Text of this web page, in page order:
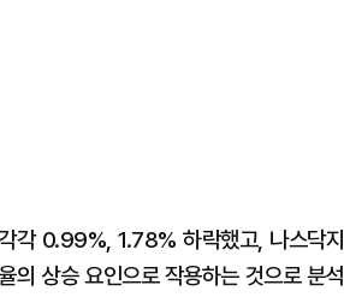
각 0.99%, 1.78% 하락했고, 나스닥지
의 상승 요인으로 작용하는 것으로 분석